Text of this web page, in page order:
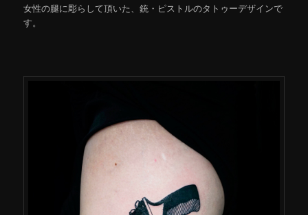
女性の腿に彫らして頂いた、銃・ピストルのタトゥーデザインで
す。